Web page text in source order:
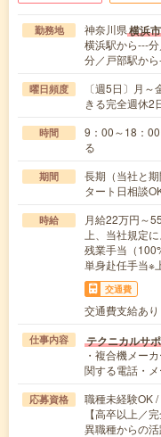
勤務地 神奈川県横浜市
横浜駅から---
分／戸部駅か
曜日頻度
〔週5日〕月
きる完全週休2
時間
9：00～18：
る
期間
長期（当社と
タート日相談
時給
月給22万円～
上、当社規定
残業手当（
単身赴任手当※
交通費
交通費支給あり
仕事内容 テクニカルサ
・複合機メー
関する電話・
応募資格
職種未経験OK
【高卒以上／
異職種からの